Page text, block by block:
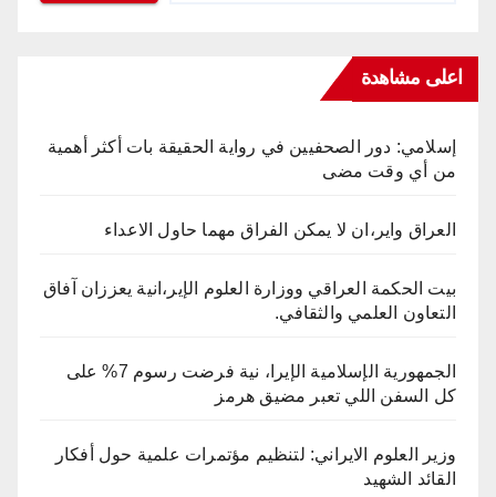
اعلى مشاهدة
إسلامي: دور الصحفيين في رواية الحقيقة بات أكثر أهمية
من أي وقت مضى
العراق واير،ان لا يمكن الفراق مهما حاول الاعداء
بيت الحكمة العراقي ووزارة العلوم الإير،انية يعززان آفاق
التعاون العلمي والثقافي.
الجمهورية الإسلامية الإيرا، نية فرضت رسوم 7% على
كل السفن اللي تعبر مضيق هرمز
وزير العلوم الايراني: لتنظيم مؤتمرات علمية حول أفكار
القائد الشهيد